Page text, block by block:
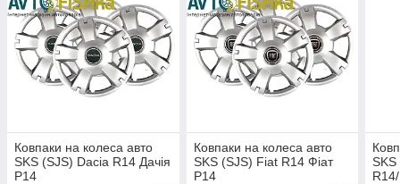
Ковпаки на колеса авто
SKS (SJS) Dacia R14 Дачія
Р14
Ковпаки на колеса авто
SKS (SJS) Fiat R14 Фіат
Р14